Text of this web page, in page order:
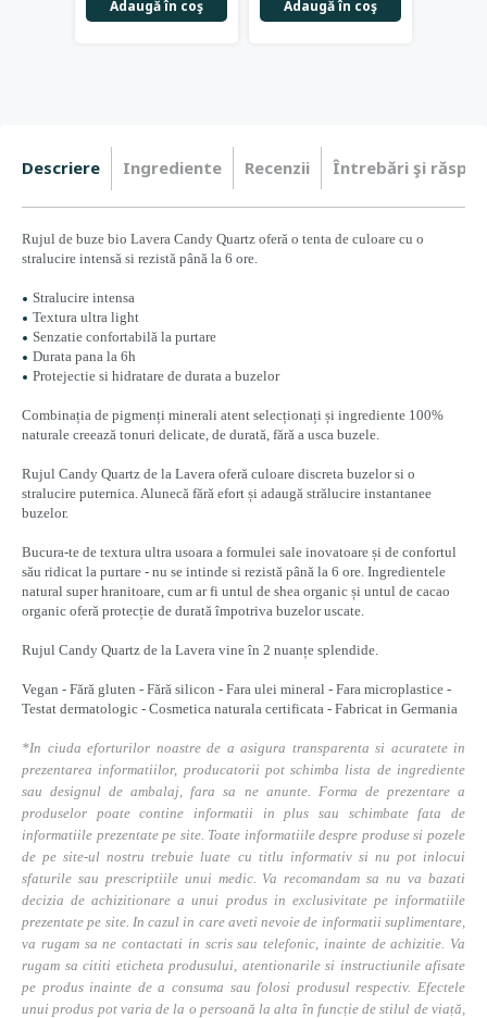
Adaugă în coş Adaugă în coş
Descriere Ingrediente Recenzii Întrebări şi
Rujul de buze bio Lavera Candy Quartz oferă o tenta de culoare cu o
stralucire intensă si rezistă până la 6 ore.
Stralucire intensa
Textura ultra light
Senzatie confortabilă la purtare
Durata pana la 6h
Protejectie si hidratare de durata a buzelor
Combinația de pigmenți minerali atent selecționați și ingrediente 100%
naturale creează tonuri delicate, de durată, fără a usca buzele.
Rujul Candy Quartz de la Lavera oferă culoare discreta buzelor si o
stralucire puternica. Alunecă fără efort și adaugă strălucire instantanee
buzelor.
Bucura-te de textura ultra usoara a formulei sale inovatoare și de confortul
său ridicat la purtare - nu se intinde si rezistă până la 6 ore. Ingredientele
natural super hranitoare, cum ar fi untul de shea organic și untul de cacao
organic oferă protecție de durată împotriva buzelor uscate.
Rujul Candy Quartz de la Lavera vine în 2 nuanțe splendide.
Vegan - Fără gluten - Fără silicon - Fara ulei mineral - Fara microplastice -
Testat dermatologic - Cosmetica naturala certificata - Fabricat in Germania
*In ciuda eforturilor noastre de a asigura transparenta si acuratete in
prezentarea informatiilor, producatorii pot schimba lista de ingrediente
sau designul de ambalaj, fara sa ne anunte. Forma de prezentare a
produselor poate contine informatii in plus sau schimbate fata de
informatiile prezentate pe site. Toate informatiile despre produse si pozele
de pe site-ul nostru trebuie luate cu titlu informativ si nu pot inlocui
sfaturile sau prescriptiile unui medic. Va recomandam sa nu va bazati
decizia de achizitionare a unui produs in exclusivitate pe informatiile
prezentate pe site. In cazul in care aveti nevoie de informatii suplimentare,
va rugam sa ne contactati in scris sau telefonic, inainte de achizitie. Va
rugam sa cititi eticheta produsului, atentionarile si instructiunile afisate
pe produs inainte de a consuma sau folosi produsul respectiv. Efectele
unui produs pot varia de la o persoană la alta în funcție de stilul de viață,